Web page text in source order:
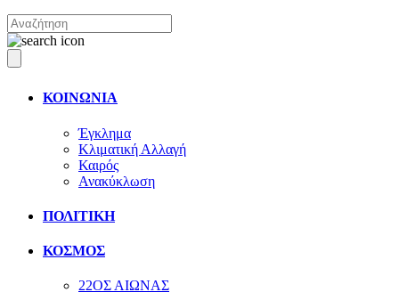
ΚΟΙΝΩΝΙΑ
Έγκλημα
Κλιματική Αλλαγή
Καιρός
Ανακύκλωση
ΠΟΛΙΤΙΚΗ
ΚΟΣΜΟΣ
22ΟΣ ΑΙΩΝΑΣ